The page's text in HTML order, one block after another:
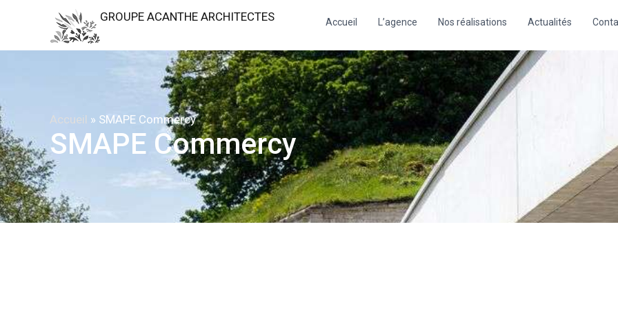
GROUPE ACANTHE ARCHITECTES Accueil L’agence Nos réalisations Actualités
Accueil » SMAPE Commercy
SMAPE Commercy